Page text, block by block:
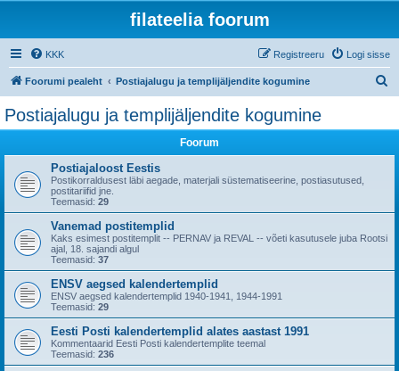
filateelia foorum
KKK Logi sisse
Registreeru
Foorumi pealeht Postiajalugu ja templijäljendite kogumine
Postiajalugu ja templijäljendite kogumine
Foorum
Postiajaloost Eestis
Postikorraldusest läbi aegade, materjali süstematiseerine, postiasutused,
postitariifid jne.
Teemasid: 29
Vanemad postitemplid
Kaks esimest postitemplit -- PERNAV ja REVAL -- võeti kasutusele juba Rootsi
ajal, 18. sajandi algul
Teemasid: 37
ENSV aegsed kalendertemplid
ENSV aegsed kalendertemplid 1940-1941, 1944-1991
Teemasid: 29
Eesti Posti kalendertemplid alates aastast 1991
Kommentaarid Eesti Posti kalendertemplite teemal
Teemasid: 236